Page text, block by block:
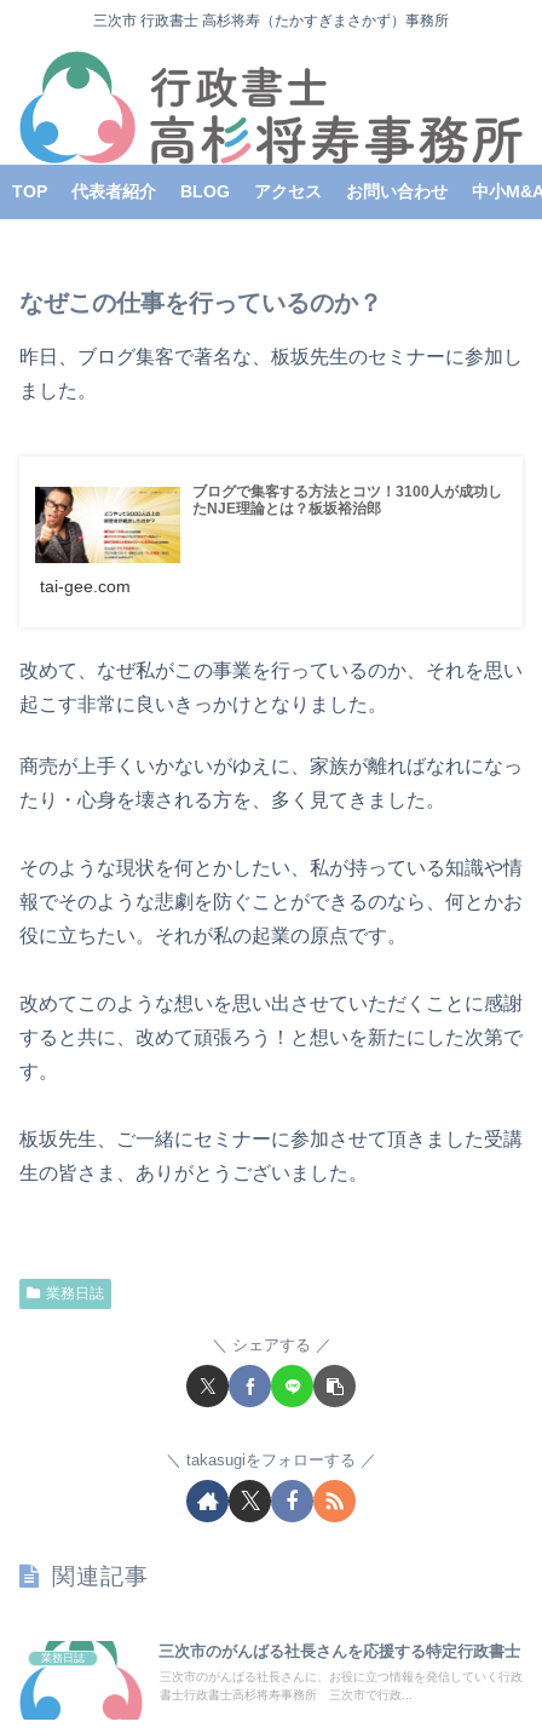
三次市 行政書士 高杉将寿（たかすぎまさかず）事務所
TOP 代表者紹介 BLOG アクセス お問い合わせ 中小
なぜこの仕事を行っているのか？
昨日、ブログ集客で著名な、板坂先生のセミナーに参加し
ました。
ブログで集客する方法とコツ！3100人が成功し
たNJE理論とは？板坂裕治郎
tai-gee.com
改めて、なぜ私がこの事業を行っているのか、それを思い
起こす非常に良いきっかけとなりました。
商売が上手くいかないがゆえに、家族が離ればなれになっ
たり・心身を壊される方を、多く見てきました。
そのような現状を何とかしたい、私が持っている知識や情
報でそのような悲劇を防ぐことができるのなら、何とかお
役に立ちたい。それが私の起業の原点です。
改めてこのような想いを思い出させていただくことに感謝
すると共に、改めて頑張ろう！と想いを新たにした次第で
す。
板坂先生、ご一緒にセミナーに参加させて頂きました受講
生の皆さま、ありがとうございました。
業務日誌
シェアする
takasugiをフォローする
関連記事
業務日誌 三次市のがんばる社長さんを応援する特定行政書士
三次市のがんばる社長さんに、お役に立つ情報を発信していく行政
書士行政書士高杉将寿事務所 三次市で行政...